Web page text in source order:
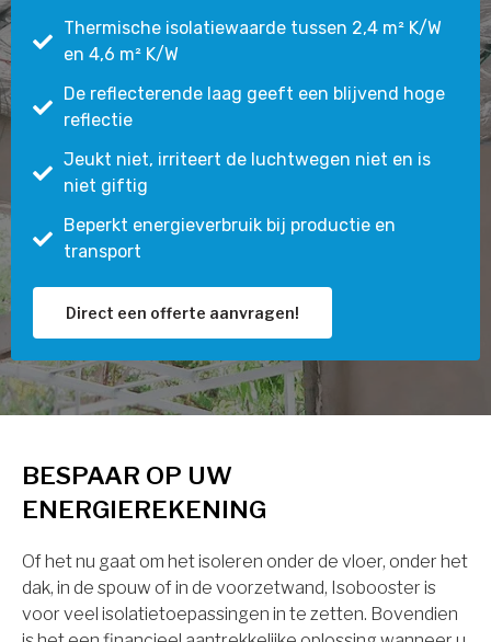
Thermische isolatiewaarde tussen 2,4 m² K/W
en 4,6 m² K/W
De reflecterende laag geeft een blijvend hoge
reflectie
Jeukt niet, irriteert de luchtwegen niet en is
niet giftig
Beperkt energieverbruik bij productie en
transport
Direct een offerte aanvragen!
BESPAAR OP UW
ENERGIEREKENING
Of het nu gaat om het isoleren onder de vloer, onder het
dak, in de spouw of in de voorzetwand, Isobooster is
voor veel isolatietoepassingen in te zetten. Bovendien